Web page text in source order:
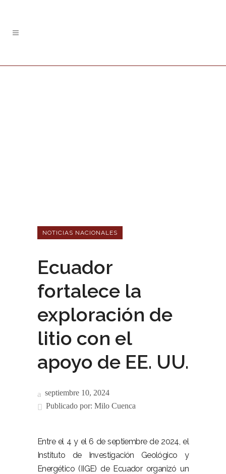
NOTICIAS NACIONALES
Ecuador
fortalece la
exploración de
litio con el
apoyo de EE. UU.
septiembre 10, 2024
Publicado por: Milo Cuenca
Entre el 4 y el 6 de septiembre de 2024, el
Instituto de Investigación Geológico y
Energético (IIGE) de Ecuador organizó un